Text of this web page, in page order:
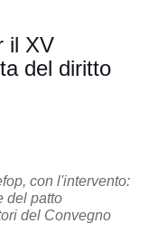
il XV
del diritto
con l'intervento:
del patto
del Convegno